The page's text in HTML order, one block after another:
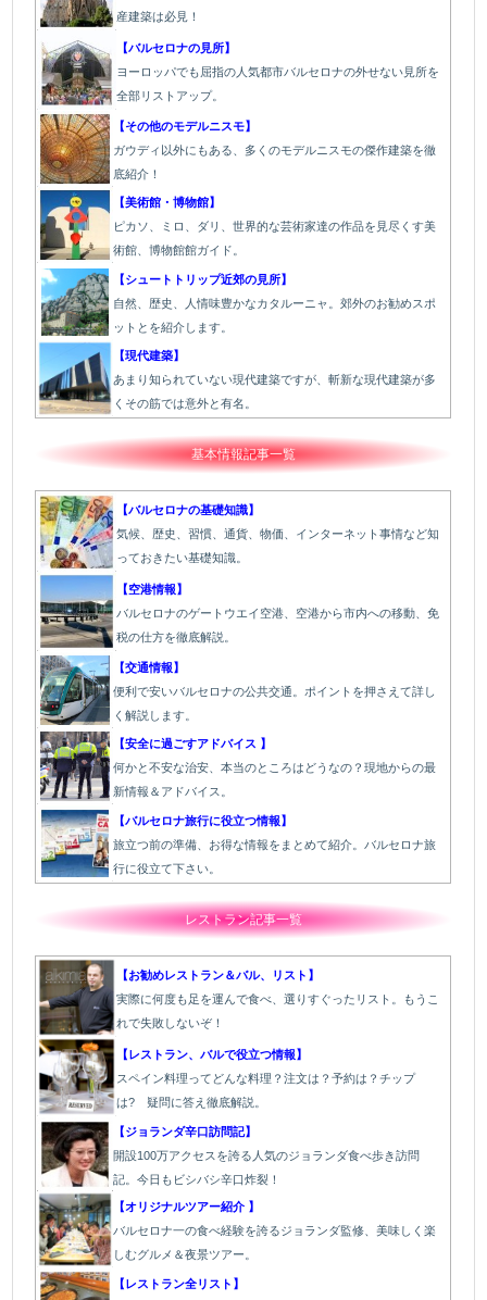
産建築は必見！
【バルセロナの見所】
ヨーロッパでも屈指の人気都市バルセロナの外せない見所を
全部リストアップ。
【その他のモデルニスモ】
ガウディ以外にもある、多くのモデルニスモの傑作建築を徹
底紹介！
【美術館・博物館】
ピカソ、ミロ、ダリ、世界的な芸術家達の作品を見尽くす美
術館、博物館館ガイド。
【シュートトリップ近郊の見所】
自然、歴史、人情味豊かなカタルーニャ。郊外のお勧めスポ
ットとを紹介します。
【現代建築】
あまり知られていない現代建築ですが、斬新な現代建築が多
くその筋では意外と有名。
基本情報記事一覧
【バルセロナの基礎知識】
気候、歴史、習慣、通貨、物価、インターネット事情など知
っておきたい基礎知識。
【空港情報】
バルセロナのゲートウエイ空港、空港から市内への移動、免
税の仕方を徹底解説。
【交通情報】
便利で安いバルセロナの公共交通。ポイントを押さえて詳し
く解説します。
【安全に過ごすアドバイス 】
何かと不安な治安、本当のところはどうなの？現地からの最
新情報＆アドバイス。
【バルセロナ旅行に役立つ情報】
旅立つ前の準備、お得な情報をまとめて紹介。バルセロナ旅
行に役立て下さい。
レストラン記事一覧
【お勧めレストラン＆バル、リスト】
実際に何度も足を運んで食べ、選りすぐったリスト。もうこ
れで失敗しないぞ！
【レストラン、バルで役立つ情報】
スペイン料理ってどんな料理？注文は？予約は？チップ
は? 疑問に答え徹底解説。
【ジョランダ辛口訪問記】
開設100万アクセスを誇る人気のジョランダ食べ歩き訪問
記。今日もビシバシ辛口炸裂！
【オリジナルツアー紹介 】
バルセロナ一の食べ経験を誇るジョランダ監修、美味しく楽
しむグルメ＆夜景ツアー。
【レストラン全リスト】